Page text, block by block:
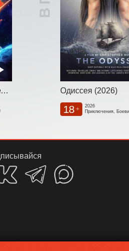
Смешарики сквозь вселенные Одиссея (2026)
18 +
2026
Приключения,